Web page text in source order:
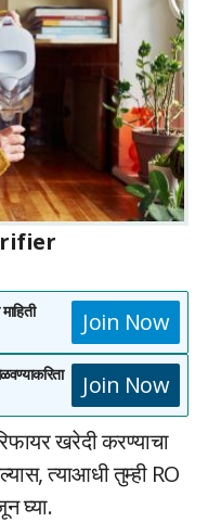
Join Now
Join Now
खरेदी करण्याचा
त्याआधी तुम्ही RO
घ्या.